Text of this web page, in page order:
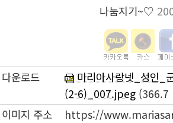
나눔지기~♡
다운로드
마리아사랑넷_성인_
(2-6)_007.jpeg (366.7
이미지 주소
https://